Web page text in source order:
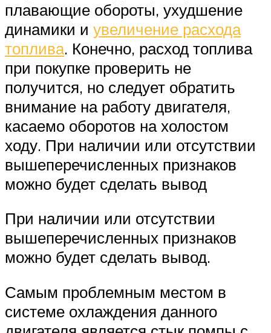
плавающие обороты, ухудшение
динамики и увеличение расхода
топлива. Конечно, расход топлива
при покупке проверить не
получится, но следует обратить
внимание на работу двигателя,
касаемо оборотов на холостом
ходу. При наличии или отсутствии
вышеперечисленных признаков
можно будет сделать вывод
При наличии или отсутствии
вышеперечисленных признаков
можно будет сделать вывод.
Самым проблемным местом в
системе охлаждения данного